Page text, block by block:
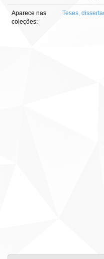
Aparece nas
coleções:
Teses,